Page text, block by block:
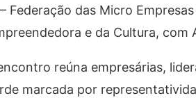
Federação das Micro
e da Cultura, com
reúna empresárias,
marcada por